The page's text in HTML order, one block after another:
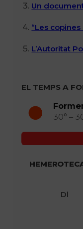
Un
“Les
L’Autoritat
EL TEMPS A
30° –
Dl